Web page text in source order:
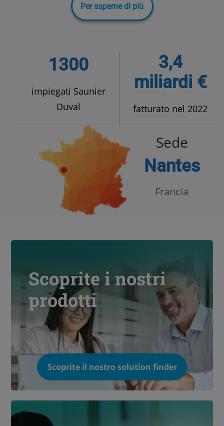
Per saperne di più
1300
impiegati Saunier
Duval
3,4
miliardi €
fatturato nel 2022
Sede
Nantes
Francia
Scoprite i nostri
prodotti
Scoprite il nostro solution finder